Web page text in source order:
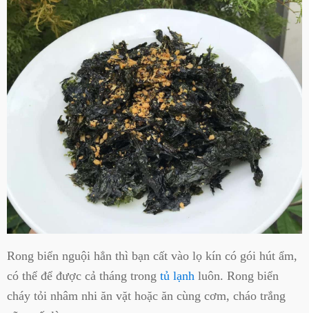
Rong biển nguội hẳn thì bạn cất vào lọ kín có gói hút ẩm,
có thể để được cả tháng trong tủ lạnh luôn. Rong biển
cháy tỏi nhâm nhi ăn vặt hoặc ăn cùng cơm, cháo trắng